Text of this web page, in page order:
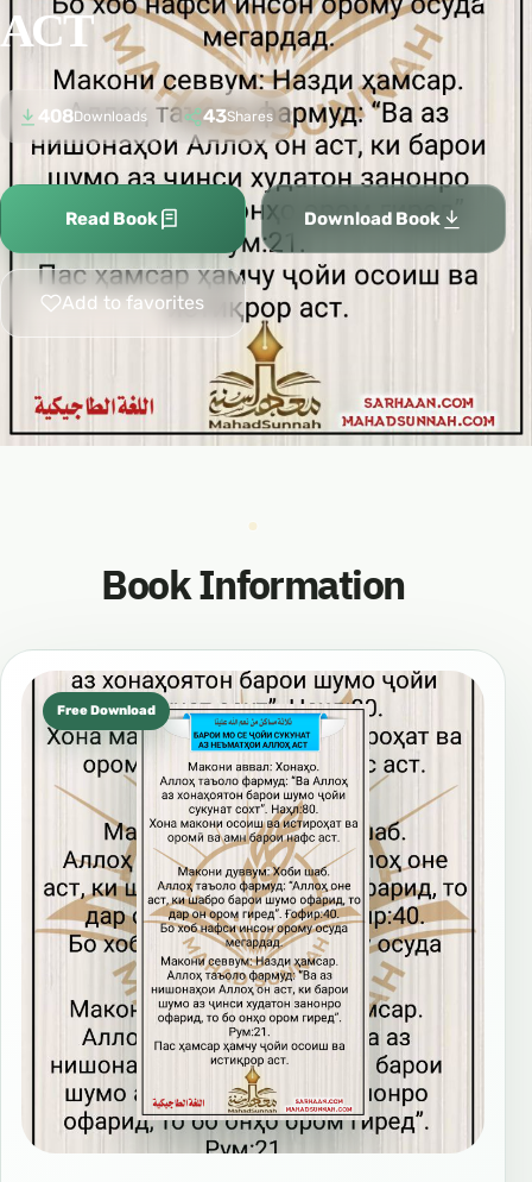
АСТ
408Downloads 43Shares
Read Book Download Book
Add to favorites
Book Information
Free Download